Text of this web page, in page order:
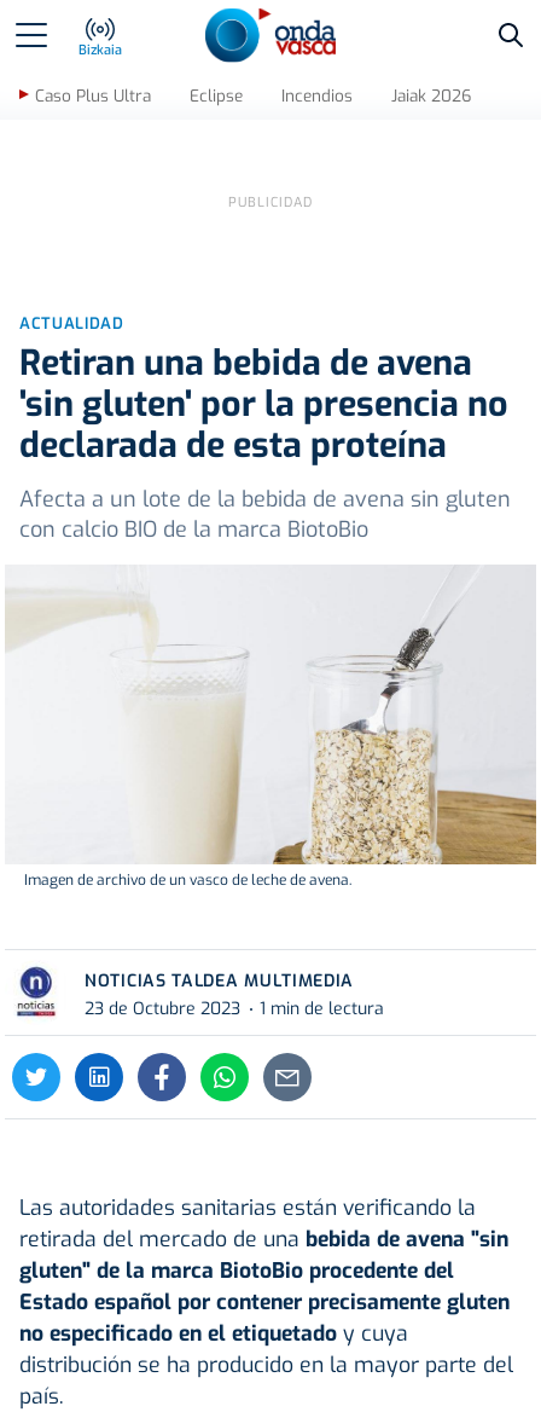
Bizkaia
Caso Plus Ultra Eclipse Incendios Jaiak 2026
ACTUALIDAD
Retiran una bebida de avena
'sin gluten' por la presencia no
declarada de esta proteína
Afecta a un lote de la bebida de avena sin gluten
con calcio BIO de la marca BiotoBio
Imagen de archivo de un vasco de leche de avena.
NOTICIAS TALDEA MULTIMEDIA
23 de Octubre 2023
1 min de lectura
Las autoridades sanitarias están verificando la
retirada del mercado de una bebida de avena "sin
gluten" de la marca BiotoBio procedente del
Estado español por contener precisamente gluten
no especificado en el etiquetado y cuya
distribución se ha producido en la mayor parte del
país.